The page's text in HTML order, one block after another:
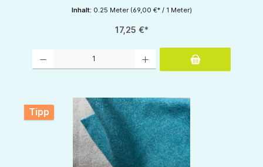
Inhalt: 0.25 Meter (69,00 €* / 1 Meter)
17,25 €*
Tipp